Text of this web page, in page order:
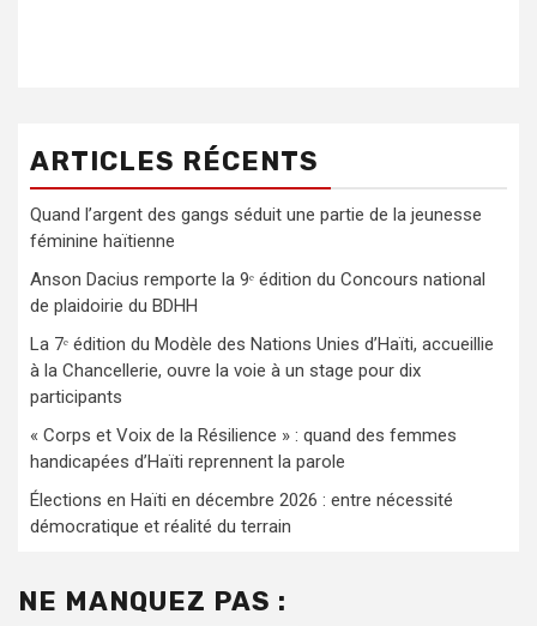
ARTICLES RÉCENTS
Quand l’argent des gangs séduit une partie de la jeunesse
féminine haïtienne
Anson Dacius remporte la 9ᵉ édition du Concours national
de plaidoirie du BDHH
La 7ᵉ édition du Modèle des Nations Unies d’Haïti, accueillie
à la Chancellerie, ouvre la voie à un stage pour dix
participants
« Corps et Voix de la Résilience » : quand des femmes
handicapées d’Haïti reprennent la parole
Élections en Haïti en décembre 2026 : entre nécessité
démocratique et réalité du terrain
NE MANQUEZ PAS :